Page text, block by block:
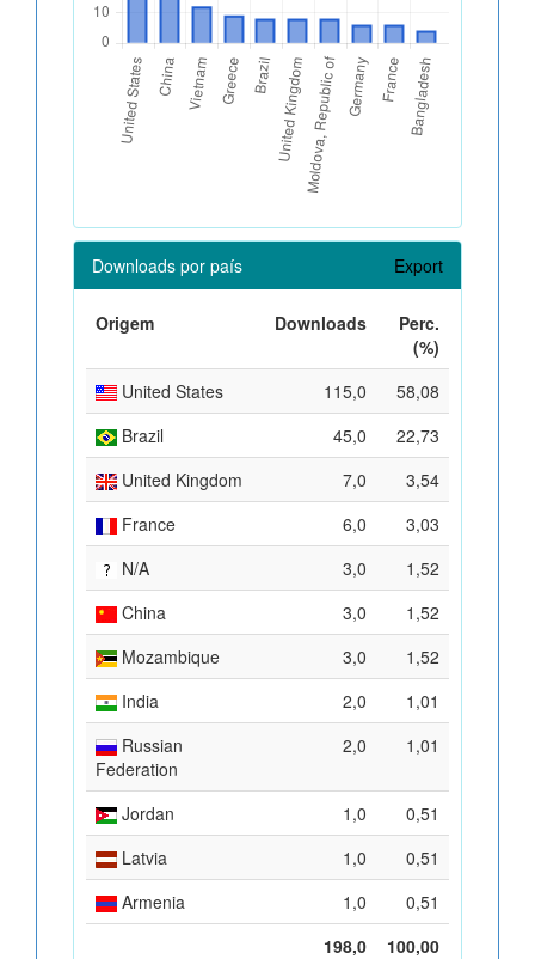
Downloads por país Export
Origem Downloads
Perc.
(%)
United States
115,0
58,08
Brazil
45,0
22,73
United Kingdom
7,0
3,54
France
6,0
3,03
N/A
3,0
1,52
China
3,0
1,52
Mozambique
3,0
1,52
India
2,0
1,01
Russian
Federation
2,0 1,01
Jordan 1,0
0,51
Latvia
1,0
0,51
Armenia
1,0
0,51
198,0
100,00